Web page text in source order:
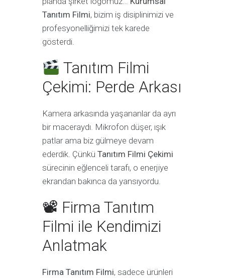
Tanıtım Filmi, bizim iş disiplinimizi ve
profesyonelliğimizi tek karede
gösterdi.
Tanıtım Filmi
Çekimi: Perde Arkası
Kamera arkasında yaşananlar da ayrı
bir maceraydı. Mikrofon düşer, ışık
patlar ama biz gülmeye devam
ederdik. Çünkü Tanıtım Filmi Çekimi
sürecinin eğlenceli tarafı, o enerjiye
ekrandan bakınca da yansıyordu.
📽 Firma Tanıtım
Filmi ile Kendimizi
Anlatmak
Firma Tanıtım Filmi, sadece ürünleri